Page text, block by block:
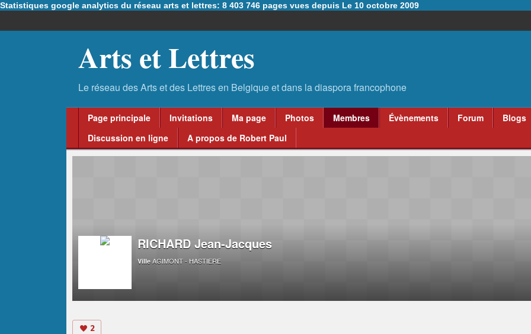
Statistiques google analytics du réseau arts et lettres: 8 403 746 pages vues depuis Le 10 octobre 2009
Arts et Lettres
Page principale Invitations Ma page Photos Membres Évènements Forum Blogs
Discussion en ligne
A propos de Robert Paul
RICHARD Jean-Jacques
Ville AGIMONT - HASTIERE
2